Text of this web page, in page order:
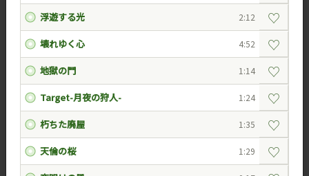
浮遊する光 2:12 ♡
壊れゆく心 4:52 ♡
地獄の門 1:14 ♡
Target-月夜の狩人- 1:24 ♡
朽ちた廃屋 1:35 ♡
天倫の桜 1:29 ♡